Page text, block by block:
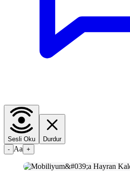
Sesli Oku
Durdur
- Aa +